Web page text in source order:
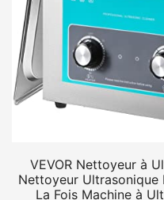
VEVOR Nettoyeur à
Nettoyeur Ultrasonique
La Fois Machine à